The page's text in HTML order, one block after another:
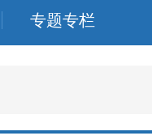
专题专栏